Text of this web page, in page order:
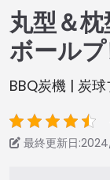
丸型＆
ボール
BBQ炭機 | 炭
最終更新日